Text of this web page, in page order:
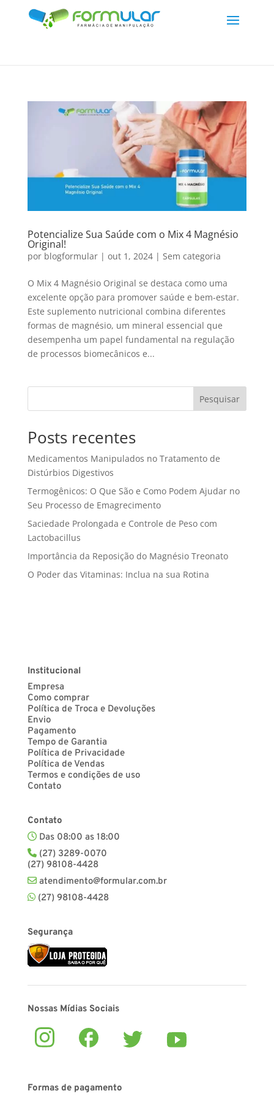
Potencialize Sua Saúde com o Mix 4 Magnésio
Original!
por blogformular| out 1, 2024| Sem categoria
O Mix 4 Magnésio Original se destaca como uma
excelente opção para promover saúde e bem-estar.
Este suplemento nutricional combina diferentes
formas de magnésio, um mineral essencial que
desempenha um papel fundamental na regulação
de processos biomecânicos e...
Pesquisar
Posts recentes
Medicamentos Manipulados no Tratamento de
Distúrbios Digestivos
Termogênicos: O Que São e Como Podem Ajudar no
Seu Processo de Emagrecimento
Saciedade Prolongada e Controle de Peso com
Lactobacillus
Importância da Reposição do Magnésio Treonato
O Poder das Vitaminas: Inclua na sua Rotina
Institucional
Empresa
Como comprar
Política de Troca e Devoluções
Envio
Pagamento
Tempo de Garantia
Política de Privacidade
Política de Vendas
Termos e condições de uso
Contato
Contato
Das 08:00 as 18:00
(27) 3289-0070
(27) 98108-4428
atendimento@formular.com.br
(27) 98108-4428
Segurança
Nossas Mídias Sociais
Formas de pagamento